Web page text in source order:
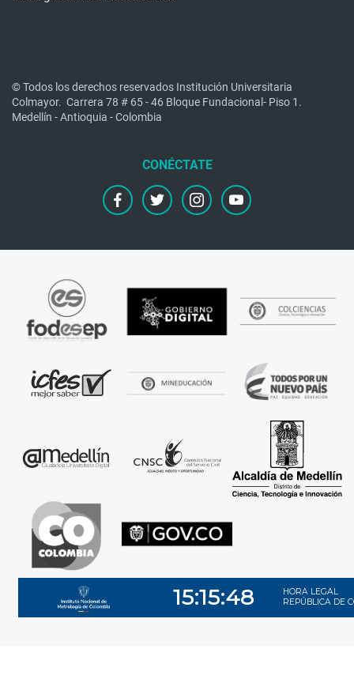
© Todos los derechos reservados Institución Universitaria
Colmayor. Carrera 78 # 65 - 46 Bloque Fundacional- Piso 1.
Medellín - Antioquia - Colombia